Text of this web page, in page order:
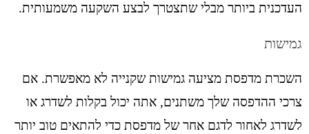
העדכנית ביותר מבלי שתצטרך לבצע השקעה משמעותית.
גמישות
השכרת מדפסת מציעה גמישות שקנייה לא מאפשרת. אם
צרכי ההדפסה שלך משתנים, אתה יכול בקלות לשדרג או
לשדרג לאחור לדגם אחר של מדפסת כדי להתאים טוב יותר